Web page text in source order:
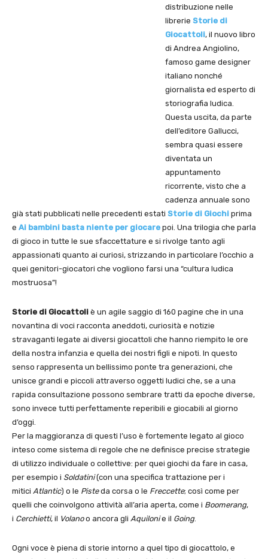
distribuzione nelle
librerie Storie di
Giocattoli, il nuovo libro
di Andrea Angiolino,
famoso game designer
italiano nonché
giornalista ed esperto di
storiografia ludica.
Questa uscita, da parte
dell’editore Gallucci,
sembra quasi essere
diventata un
appuntamento
ricorrente, visto che a
cadenza annuale sono
già stati pubblicati nelle precedenti estati Storie di Giochi prima
e Ai bambini basta niente per giocare poi. Una trilogia che parla
di gioco in tutte le sue sfaccettature e si rivolge tanto agli
appassionati quanto ai curiosi, strizzando in particolare l’occhio a
quei genitori-giocatori che vogliono farsi una “cultura ludica
mostruosa”!
Storie di Giocattoli è un agile saggio di 160 pagine che in una
novantina di voci racconta aneddoti, curiosità e notizie
stravaganti legate ai diversi giocattoli che hanno riempito le ore
della nostra infanzia e quella dei nostri figli e nipoti. In questo
senso rappresenta un bellissimo ponte tra generazioni, che
unisce grandi e piccoli attraverso oggetti ludici che, se a una
rapida consultazione possono sembrare tratti da epoche diverse,
sono invece tutti perfettamente reperibili e giocabili al giorno
d’oggi.
Per la maggioranza di questi l’uso è fortemente legato al gioco
inteso come sistema di regole che ne definisce precise strategie
di utilizzo individuale o collettive: per quei giochi da fare in casa,
per esempio i Soldatini(con una specifica trattazione per i
mitici Atlantic) o le Pisteda corsa o le Freccette; così come per
quelli che coinvolgono attività all’aria aperta, come i Boomerang,
i Cerchietti, il Volanoo ancora gli Aquilonie il Going.
Ogni voce è piena di storie intorno a quel tipo di giocattolo, e